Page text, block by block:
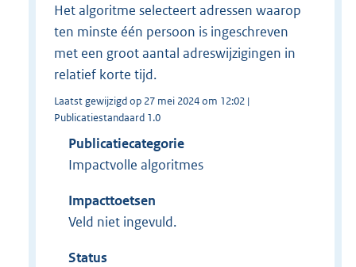
Het algoritme selecteert adressen waarop
ten minste één persoon is ingeschreven
met een groot aantal adreswijzigingen in
relatief korte tijd.
Laatst gewijzigd op 27 mei 2024 om 12:02 |
Publicatiestandaard 1.0
Publicatiecategorie
Impactvolle algoritmes
Impacttoetsen
Veld niet ingevuld.
Status